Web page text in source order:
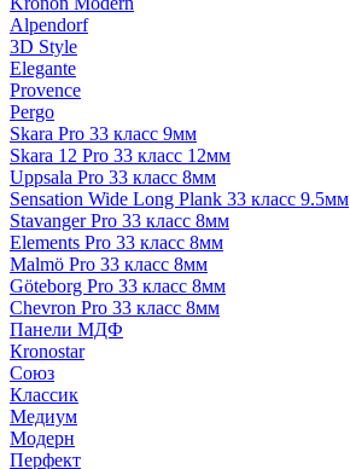
Alpendorf
3D Style
Elegante
Provence
Pergo
Skara Pro 33 класс 9мм
Skara 12 Pro 33 класс 12мм
Uppsala Pro 33 класс 8мм
Sensation Wide Long Plank 33 класс 9.5мм
Stavanger Pro 33 класс 8мм
Elements Pro 33 класс 8мм
Malmö Pro 33 класс 8мм
Göteborg Pro 33 класс 8мм
Chevron Pro 33 класс 8мм
Панели МДФ
Кronostar
Союз
Классик
Медиум
Модерн
Перфект